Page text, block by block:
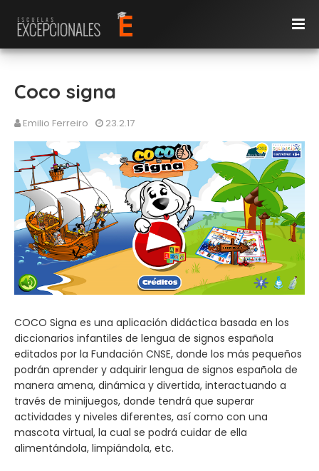
Coco signa
Emilio Ferreiro 23.2.17
COCO Signa es una aplicación didáctica basada en los
diccionarios infantiles de lengua de signos española
editados por la Fundación CNSE, donde los más pequeños
podrán aprender y adquirir lengua de signos española de
manera amena, dinámica y divertida, interactuando a
través de minijuegos, donde tendrá que superar
actividades y niveles diferentes, así como con una
mascota virtual, la cual se podrá cuidar de ella
alimentándola, limpiándola, etc.